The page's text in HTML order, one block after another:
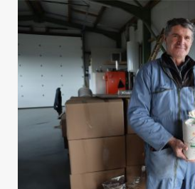
LA ROUTE DES PRODUCTEURS
NOUS CONTACTER
Rechercher: